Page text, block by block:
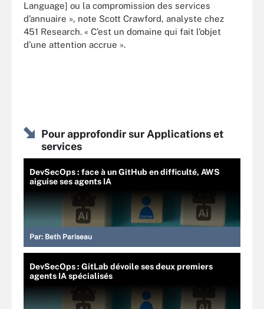
Language] ou la compromission des services
d’annuaire », note Scott Crawford, analyste chez
451 Research. « C’est un domaine qui fait l’objet
d’une attention accrue ».
Pour approfondir sur Applications et
services
DevSecOps : face à un GitHub en difficulté, AWS
aiguise ses agents IA
Par: Beth Pariseau
DevSecOps : GitLab dévoile ses deux premiers
agents IA spécialisés